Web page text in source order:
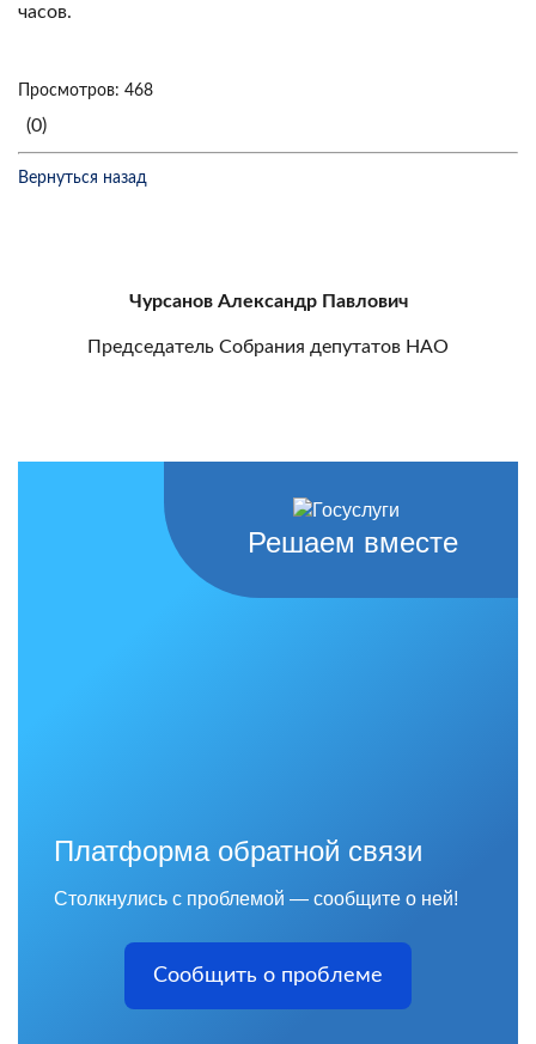
часов.
Просмотров: 468
(0)
Вернуться назад
Чурсанов Александр Павлович
Председатель Собрания депутатов НАО
Решаем вместе
Платформа обратной связи
Столкнулись с проблемой — сообщите о ней!
Сообщить о проблеме